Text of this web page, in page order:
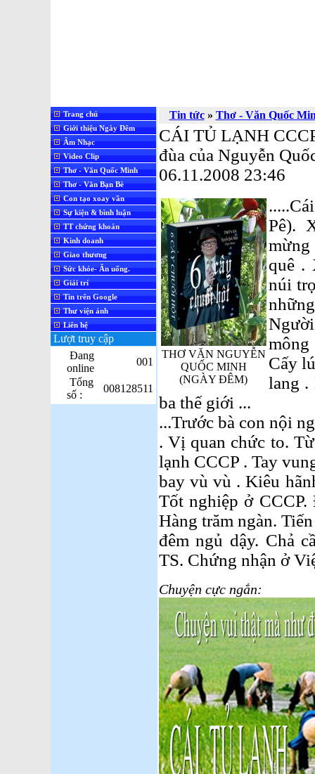
Trang chủ
Giới thiệu Ngày Đêm
Âm Nhạc
Video Clip
Thơ - Văn Quốc Minh
Thơ - Văn Bạn Bè
Con tạo xoay vần
Sự kiện & bình luận
TT chứng khoán
Kinh doanh
Giao thương
Sức khỏe- Ăn uống.
Giải trí
Tin trên Google
Thư viện ảnh
Liên hệ
Lượt truy cập
Đang
online
001
Tổng
số :
008128511
Tin tức» Thơ - Văn Quốc
CÁI TỦ LẠNH
đùa của Nguyễn
06.11.2008 23:46
THƠ VĂN NGUYỄN
QUỐC MINH
(NGÀY ĐÊM)
Pê).
quê .
núi
Cấy
lang .
ba thế giới ...
...Trước bà con nội
. Vị quan chức to.
lạnh CCCP . Tay
bay vù vù . Kiêu
Tốt nghiệp ở
Hàng trăm ngàn.
đêm ngủ dậy. Chả
TS. Chứng nhận ở
Chuyện cực ngắn: